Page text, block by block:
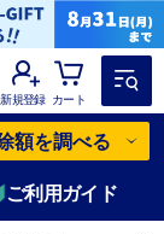
新規登録 カート
額を調べる
ご利用ガイド